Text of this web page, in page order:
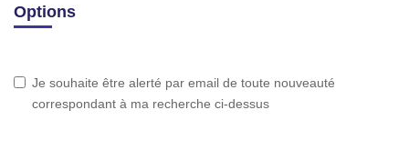
Options
Je souhaite être alerté par email de toute nouveauté
correspondant à ma recherche ci-dessus